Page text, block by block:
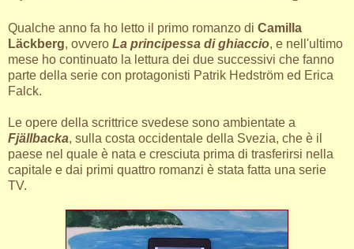
Qualche anno fa ho letto il primo romanzo di Camilla
Läckberg, ovvero La principessa di ghiaccio, e nell'ultimo
mese ho continuato la lettura dei due successivi che fanno
parte della serie con protagonisti Patrik Hedström ed Erica
Falck.
Le opere della scrittrice svedese sono ambientate a
Fjällbacka, sulla costa occidentale della Svezia, che è il
paese nel quale è nata e cresciuta prima di trasferirsi nella
capitale e dai primi quattro romanzi è stata fatta una serie
TV.